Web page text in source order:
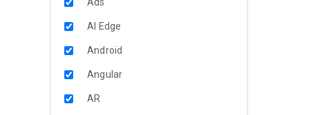
AI Edge
Android
Angular
AR